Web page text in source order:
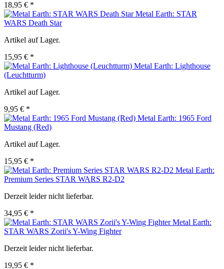
18,95 € *
Metal Earth: STAR
WARS Death Star
Artikel auf Lager.
15,95 € *
Metal Earth: Lighthouse
(Leuchtturm)
Artikel auf Lager.
9,95 € *
Metal Earth: 1965 Ford
Mustang (Red)
Artikel auf Lager.
15,95 € *
Metal Earth:
Premium Series STAR WARS R2-D2
Derzeit leider nicht lieferbar.
34,95 € *
Metal Earth:
STAR WARS Zorii's Y-Wing Fighter
Derzeit leider nicht lieferbar.
19,95 € *